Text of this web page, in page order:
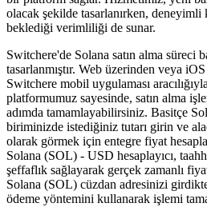
olacak şekilde tasarlanırken, deneyimli
beklediği verimliliği de sunar.
Switchere'de Solana satın alma süreci
tasarlanmıştır. Web üzerinden veya
Switchere mobil uygulaması
platformumuz sayesinde, satın alma
adımda tamamlayabilirsiniz. Basitçe
biriminizde istediğiniz tutarı girin ve
olarak görmek için entegre fiyat
Solana (SOL) - USD hesaplayıcı,
şeffaflık sağlayarak gerçek zamanlı
Solana (SOL) cüzdan adresinizi
ödeme yöntemini kullanarak işlemi